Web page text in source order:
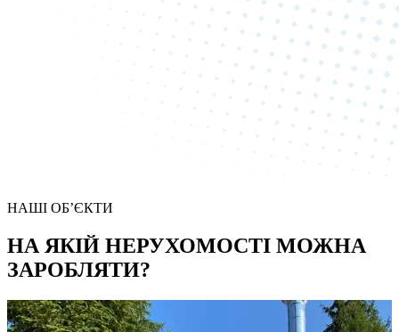
НАШІ ОБ’ЄКТИ
НА ЯКІЙ НЕРУХОМОСТІ МОЖНА
ЗАРОБЛЯТИ?